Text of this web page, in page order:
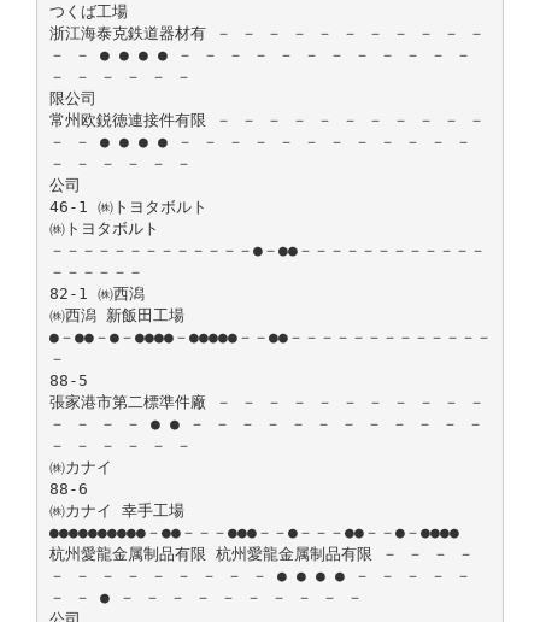
つくば工場
浙江海泰克鉄道器材有 － － － － － － － － － － －
－ － ● ● ● ● － － － － － － － － － － － －
－ － － － － －
限公司
常州欧鋭徳連接件有限 － － － － － － － － － － －
－ － ● ● ● ● － － － － － － － － － － － －
－ － － － － －
公司
46-1 ㈱トヨタボルト
㈱トヨタボルト
－－－－－－－－－－－－－●－●●－－－－－－－－－－－－
－－－－－－
82-1 ㈱西潟
㈱西潟 新飯田工場
●－●●－●－●●●●－●●●●●－－●●－－－－－－－－－－－－－
－
88-5
張家港市第二標準件廠 － － － － － － － － － － －
－ － － － ● ● － － － － － － － － － － － －
－ － － － － －
㈱カナイ
88-6
㈱カナイ 幸手工場
●●●●●●●●●●－●●－－－●●●－－●－－－●●－－●－●●●●
杭州愛龍金属制品有限 杭州愛龍金属制品有限 － － － －
－ － － － － － － － － ● ● ● ● － － － － －
－ － ● － － － － － － － － － －
公司